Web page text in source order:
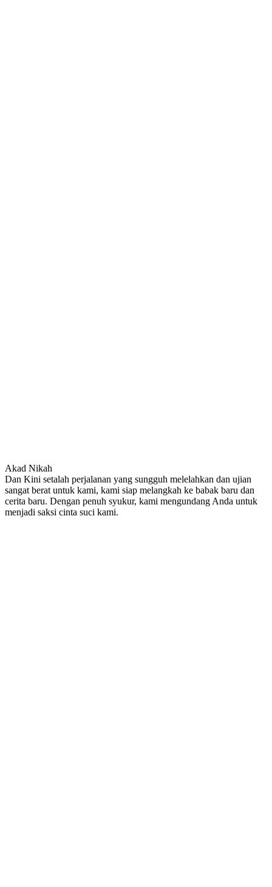
Akad Nikah
Dan Kini setalah perjalanan yang sungguh melelahkan dan ujian
sangat berat untuk kami, kami siap melangkah ke babak baru dan
cerita baru. Dengan penuh syukur, kami mengundang Anda untuk
menjadi saksi cinta suci kami.